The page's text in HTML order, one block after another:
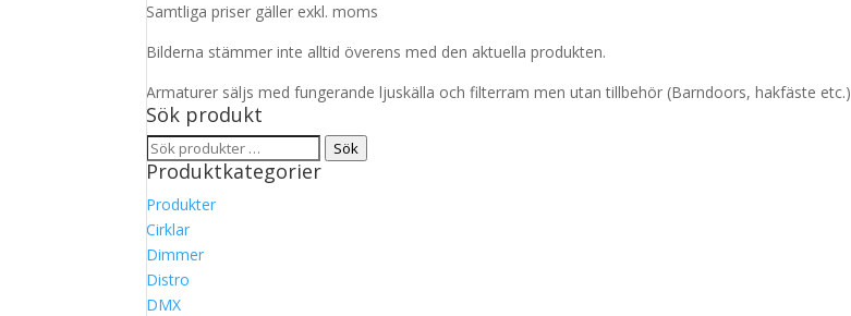
Samtliga priser gäller exkl. moms
Bilderna stämmer inte alltid överens med den aktuella produkten.
Armaturer säljs med fungerande ljuskälla och filterram men utan tillbehör (Barndoors, hakfäste etc.)
Sök produkt
Sök
efter:
Sök
Produktkategorier
Produkter
Cirklar
Dimmer
Distro
DMX